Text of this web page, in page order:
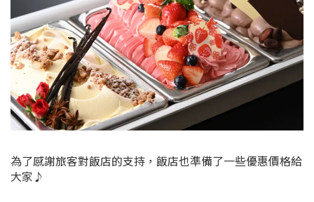
為了感謝旅客對飯店的支持，飯店也準備了一些優惠價格給
大家♪